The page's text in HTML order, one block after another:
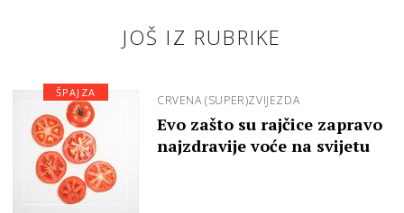
JOŠ IZ RUBRIKE
CRVENA (SUPER)ZVIJEZDA
Evo zašto su rajčice zapravo
najzdravije voće na svijetu
ŠPAJZA